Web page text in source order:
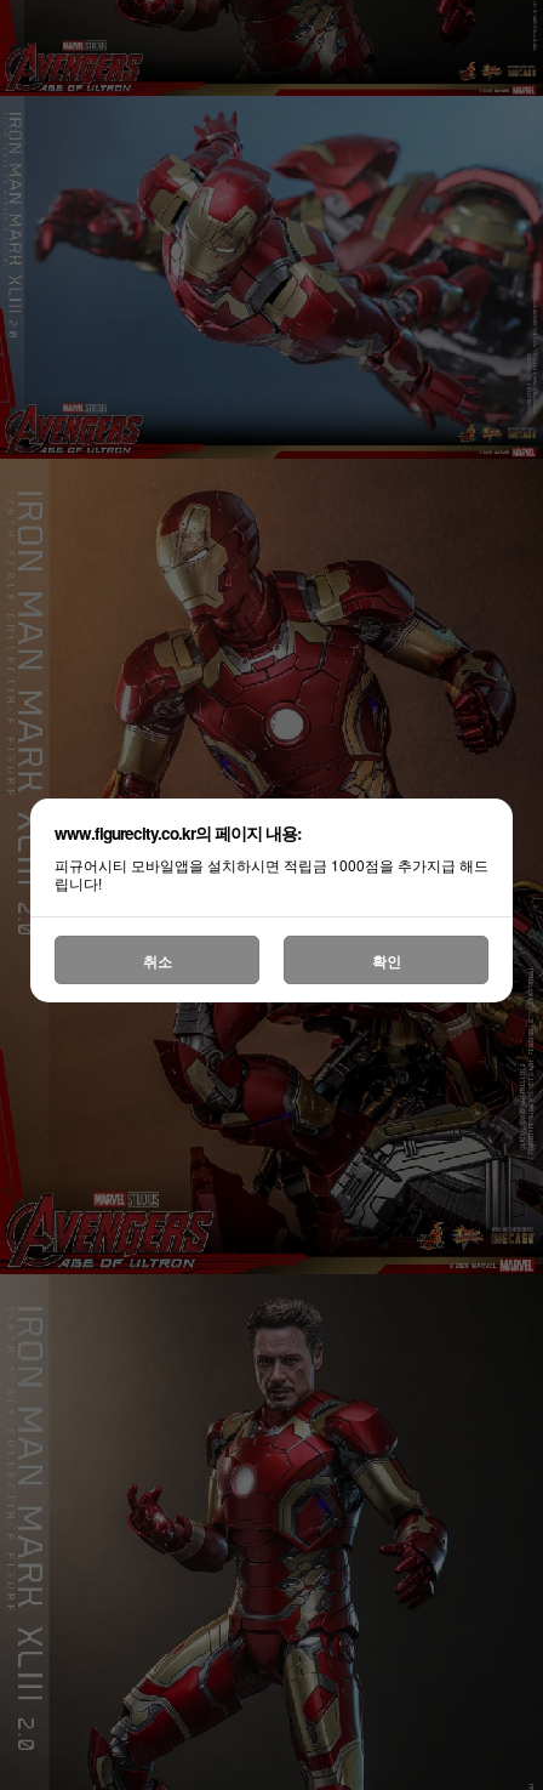
www.figurecity.co.kr의 페이지 내용:
피규어시티 모바일앱을 설치하시면 적립금 1000점을 추가지급 해드
립니다!
취소 확인